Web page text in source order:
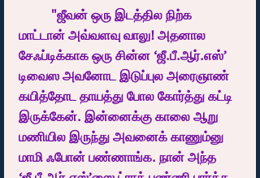
மாட்டான் அவ்வளவு வாலு! அதனால
சேஃப்டிக்காக ஒரு சின்ன ‘ஜீ.பீ.ஆர்.எஸ்’
டிவைஸ அவனோட இடுப்புல அரைஞாண்
கயித்தோட தாயத்து போல கோர்த்து கட்டி
இருக்கேன். இன்னைக்கு காலை ஆறு
மணியில இருந்து அவனைக் காணும்னு
மாமி ஃபோன் பண்ணாங்க. நான் அந்த